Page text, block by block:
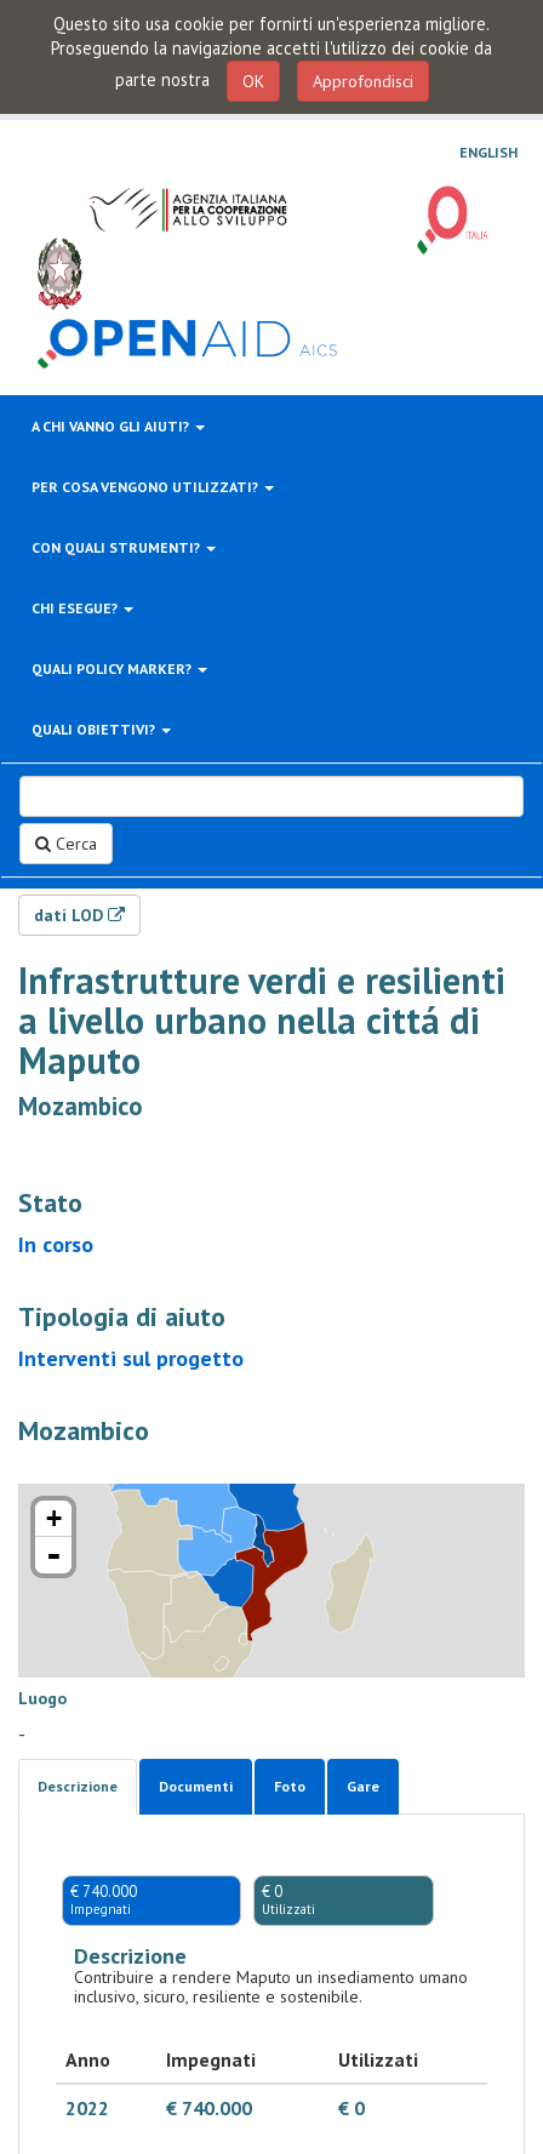
Questo sito usa cookie per fornirti un'esperienza migliore.
Proseguendo la navigazione accetti l'utilizzo dei cookie da
parte nostra
OK Approfondisci
ENGLISH
A CHI VANNO GLI AIUTI?
PER COSA VENGONO UTILIZZATI?
CON QUALI STRUMENTI?
CHI ESEGUE?
QUALI POLICY MARKER?
QUALI OBIETTIVI?
Cerca
dati LOD
Infrastrutture verdi e resilienti
a livello urbano nella cittá di
Maputo
Mozambico
Stato
In corso
Tipologia di aiuto
Interventi sul progetto
Mozambico
+
-
Luogo
-
Descrizione Documenti Foto Gare
€ 740.000
Impegnati
€ 0
Utilizzati
Descrizione
Contribuire a rendere Maputo un insediamento umano
inclusivo, sicuro, resiliente e sostenibile.
Anno Impegnati
Utilizzati
2022
€ 740.000 € 0